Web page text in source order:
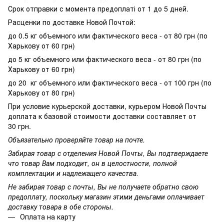
Срок отправки с момента предоплаті от 1 до 5 дней.
Расценки по доставке Новой Почтой:
до 0.5 кг объемного или фактического веса - от 80 грн (по
Харькову от 60 грн)
до 5 кг объемного или фактического веса - от 80 грн (по
Харькову от 60 грн)
до 20 кг объемного или фактического веса - от 100 грн (по
Харькову от 80 грн)
При условие курьерской доставки, курьером Новой Почты
доплата к базовой стоимости доставки составляет от
30 грн.
Объязательно проверяйте товар на почте.
Забирая товар с отделения Новой Почты, Вы подтверждаете
что товар Вам подходит, он в целостности, полной
комплектации и надлежащего качества.
Не забирая товар с почты, Вы не получаете обратно свою
предоплату, поскольку магазин этими деньгами оплачивает
доставку товара в обе стороны.
Оплата на карту